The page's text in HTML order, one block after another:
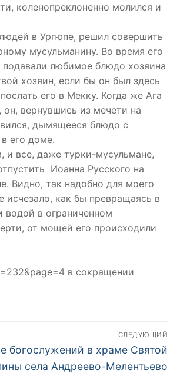
коленопреклоненно молился и
в Ургюпе, решил совершить
мусульманину. Во время его
подавали любимое блюдо хозяина
хозяин, если бы он был здесь
его в Мекку. Когда же Ага
вернувшись из мечети на
дымящееся блюдо с
его доме.
и все, даже турки-мусульмане,
Иоанна Русского на
Видно, так надобно для моего
исчезало, как бы превращаясь в
водой в ограниченном
от мощей его происходили
в сокращении
СЛЕДУЮЩИЙ
богослужений в храме Святой
села Андреево-Мелентьево